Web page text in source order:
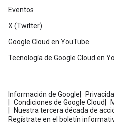
Eventos
X (Twitter)
Google Cloud en YouTube
Tecnología de Google Cloud en
Información de Google
Condiciones de Google Cloud
Nuestra tercera década de
Regístrate en el boletín